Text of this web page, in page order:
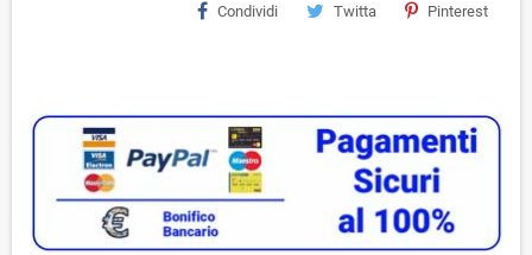
Condividi Twitta Pinterest